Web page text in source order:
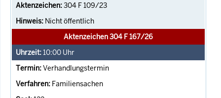
304 F 109/23
Nicht öffentlich
Aktenzeichen 304 F 167/26
10:00 Uhr
Verhandlungstermin
Familiensachen